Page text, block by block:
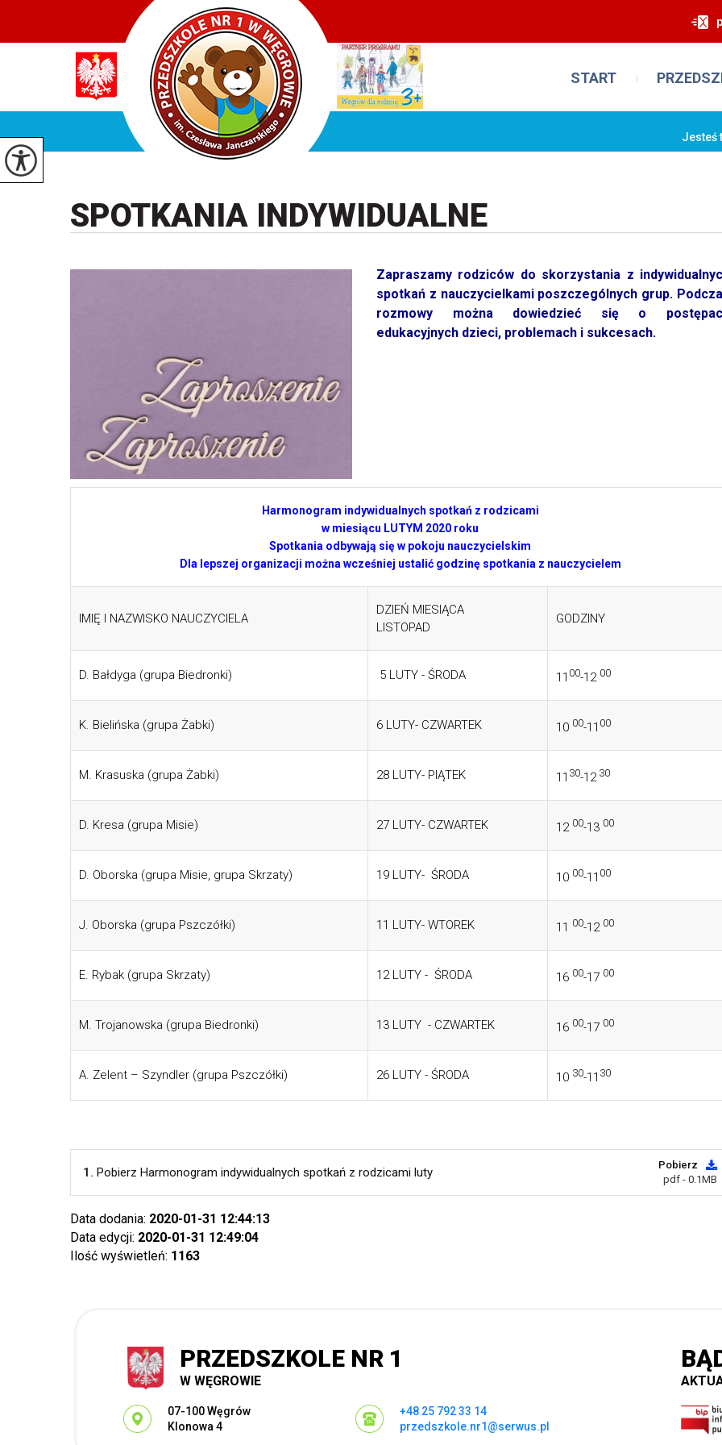
START
Jesteś
SPOTKANIA INDYWIDUALNE
Zapraszamy rodziców do skorzystania z
spotkań z nauczycielkami poszczególnych grup.
rozmowy można dowiedzieć się o
edukacyjnych dzieci, problemach i sukcesach.
Harmonogram indywidualnych spotkań z rodzicami
w miesiącu LUTYM 2020 roku
Spotkania odbywają się w pokoju nauczycielskim
Dla lepszej organizacji można wcześniej ustalić godzinę spotkania z nauczycielem
IMIĘ I NAZWISKO NAUCZYCIELA
DZIEŃ MIESIĄCA
LISTOPAD
GODZINY
D. Bałdyga (grupa Biedronki) 5 LUTY - ŚRODA 11 00-12 00
K. Bielińska (grupa Żabki) 6 LUTY- CZWARTEK 10 00-11 00
M. Krasuska (grupa Żabki) 28 LUTY- PIĄTEK 11 30-12 30
D. Kresa (grupa Misie) 27 LUTY- CZWARTEK 12 00-13 00
D. Oborska (grupa Misie, grupa Skrzaty) 19 LUTY- ŚRODA 10 00-11 00
J. Oborska (grupa Pszczółki) 11 LUTY- WTOREK 11 00-12 00
E. Rybak (grupa Skrzaty) 12 LUTY - ŚRODA 16 00-17 00
M. Trojanowska (grupa Biedronki) 13 LUTY - CZWARTEK 16 00-17 00
A. Zelent – Szyndler (grupa Pszczółki) 26 LUTY - ŚRODA 10 30-11 30
1. Pobierz Harmonogram indywidualnych spotkań z rodzicami luty
Pobierz
pdf - 0.1MB
Data dodania: 2020-01-31 12:44:13
Data edycji: 2020-01-31 12:49:04
Ilość wyświetleń: 1163
PRZEDSZKOLE NR 1
W WĘGROWIE
Adres pocztowy:
07-100 Węgrów
Klonowa 4
+48 25 792 33 14
przedszkole.nr1@serwus.pl